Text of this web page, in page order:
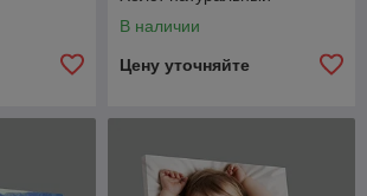
В наличии
Цену уточняйте